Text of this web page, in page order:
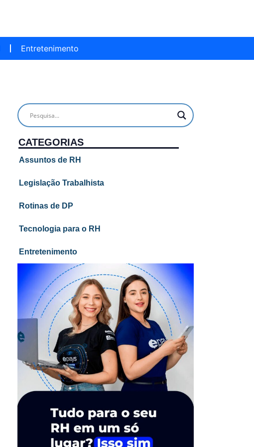
Entretenimento
CATEGORIAS
Assuntos de RH
Legislação Trabalhista
Rotinas de DP
Tecnologia para o RH
Entretenimento